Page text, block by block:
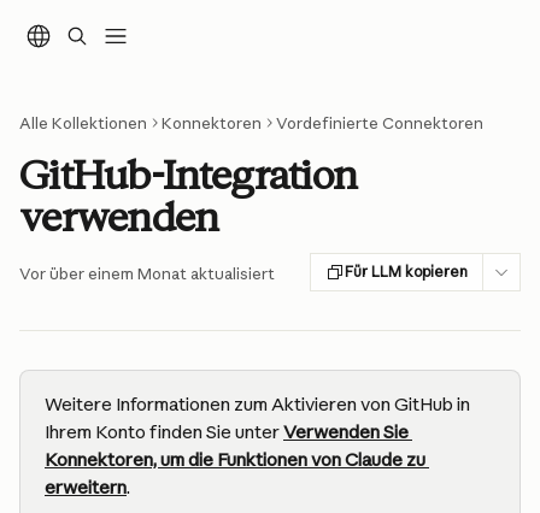
Alle Kollektionen Konnektoren Vordefinierte Connektoren
GitHub-Integration
verwenden
Vor über einem Monat aktualisiert Für LLM kopieren
Weitere Informationen zum Aktivieren von GitHub in
Ihrem Konto finden Sie unter Verwenden Sie
Konnektoren, um die Funktionen von Claude zu
erweitern.